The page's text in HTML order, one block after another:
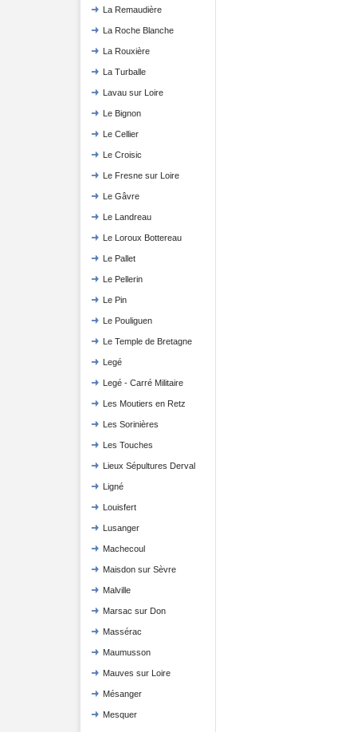
La Remaudière
La Roche Blanche
La Rouxière
La Turballe
Lavau sur Loire
Le Bignon
Le Cellier
Le Croisic
Le Fresne sur Loire
Le Gâvre
Le Landreau
Le Loroux Bottereau
Le Pallet
Le Pellerin
Le Pin
Le Pouliguen
Le Temple de Bretagne
Legé
Legé - Carré Militaire
Les Moutiers en Retz
Les Sorinières
Les Touches
Lieux Sépultures Derval
Ligné
Louisfert
Lusanger
Machecoul
Maisdon sur Sèvre
Malville
Marsac sur Don
Massérac
Maumusson
Mauves sur Loire
Mésanger
Mesquer